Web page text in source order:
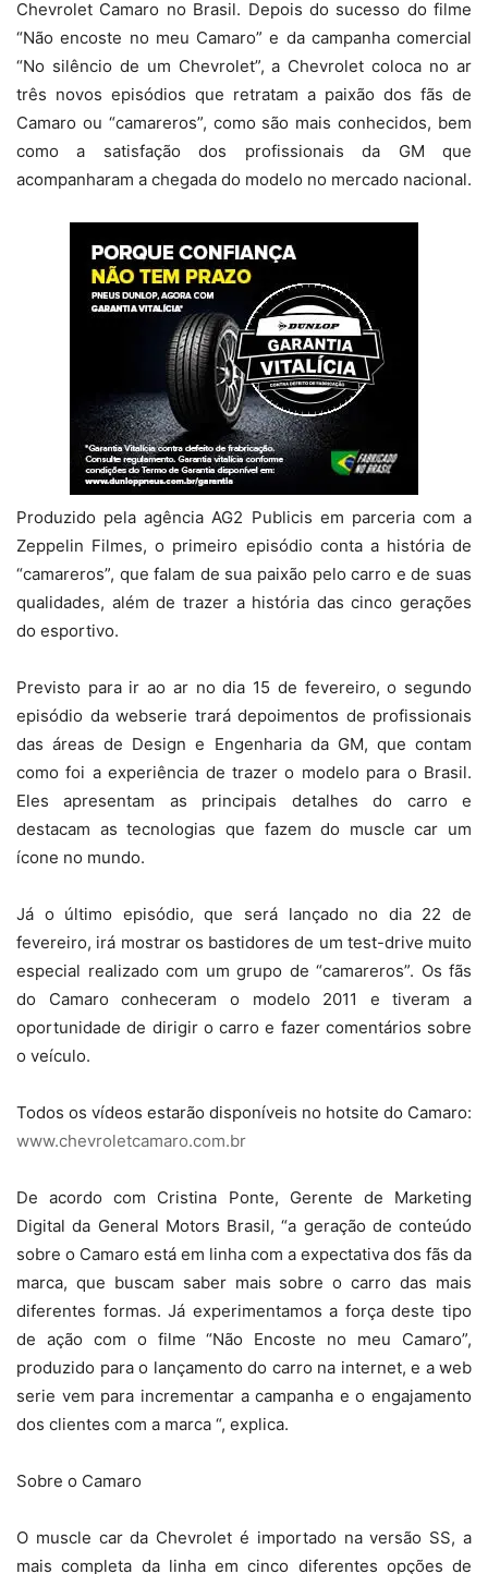
Chevrolet Camaro no Brasil. Depois do sucesso do filme
“Não encoste no meu Camaro” e da campanha comercial
“No silêncio de um Chevrolet”, a Chevrolet coloca no ar
três novos episódios que retratam a paixão dos fãs de
Camaro ou “camareros”, como são mais conhecidos, bem
como a satisfação dos profissionais da GM que
acompanharam a chegada do modelo no mercado nacional.
Produzido pela agência AG2 Publicis em parceria com a
Zeppelin Filmes, o primeiro episódio conta a história de
“camareros”, que falam de sua paixão pelo carro e de suas
qualidades, além de trazer a história das cinco gerações
do esportivo.
Previsto para ir ao ar no dia 15 de fevereiro, o segundo
episódio da webserie trará depoimentos de profissionais
das áreas de Design e Engenharia da GM, que contam
como foi a experiência de trazer o modelo para o Brasil.
Eles apresentam as principais detalhes do carro e
destacam as tecnologias que fazem do muscle car um
ícone no mundo.
Já o último episódio, que será lançado no dia 22 de
fevereiro, irá mostrar os bastidores de um test-drive muito
especial realizado com um grupo de “camareros”. Os fãs
do Camaro conheceram o modelo 2011 e tiveram a
oportunidade de dirigir o carro e fazer comentários sobre
o veículo.
Todos os vídeos estarão disponíveis no hotsite do Camaro:
www.chevroletcamaro.com.br
De acordo com Cristina Ponte, Gerente de Marketing
Digital da General Motors Brasil, “a geração de conteúdo
sobre o Camaro está em linha com a expectativa dos fãs da
marca, que buscam saber mais sobre o carro das mais
diferentes formas. Já experimentamos a força deste tipo
de ação com o filme “Não Encoste no meu Camaro”,
produzido para o lançamento do carro na internet, e a web
serie vem para incrementar a campanha e o engajamento
dos clientes com a marca “, explica.
Sobre o Camaro
O muscle car da Chevrolet é importado na versão SS, a
mais completa da linha em cinco diferentes opções de